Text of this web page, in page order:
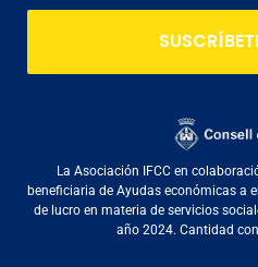
La Asociación IFCC en
beneficiaria de Ayudas económicas a
de lucro en materia de servicios
año 2024. Cantidad